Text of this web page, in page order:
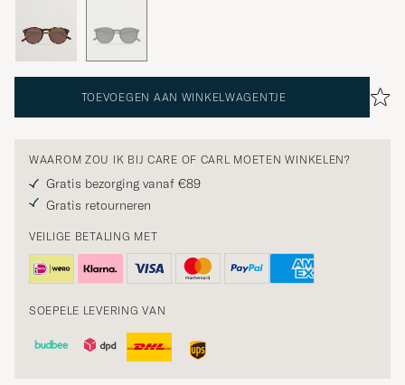
TOEVOEGEN AAN WINKELWAGENTJE
WAAROM ZOU IK BIJ CARE OF CARL MOETEN WINKELEN?
Gratis bezorging vanaf €89
Gratis retourneren
VEILIGE BETALING MET
SOEPELE LEVERING VAN